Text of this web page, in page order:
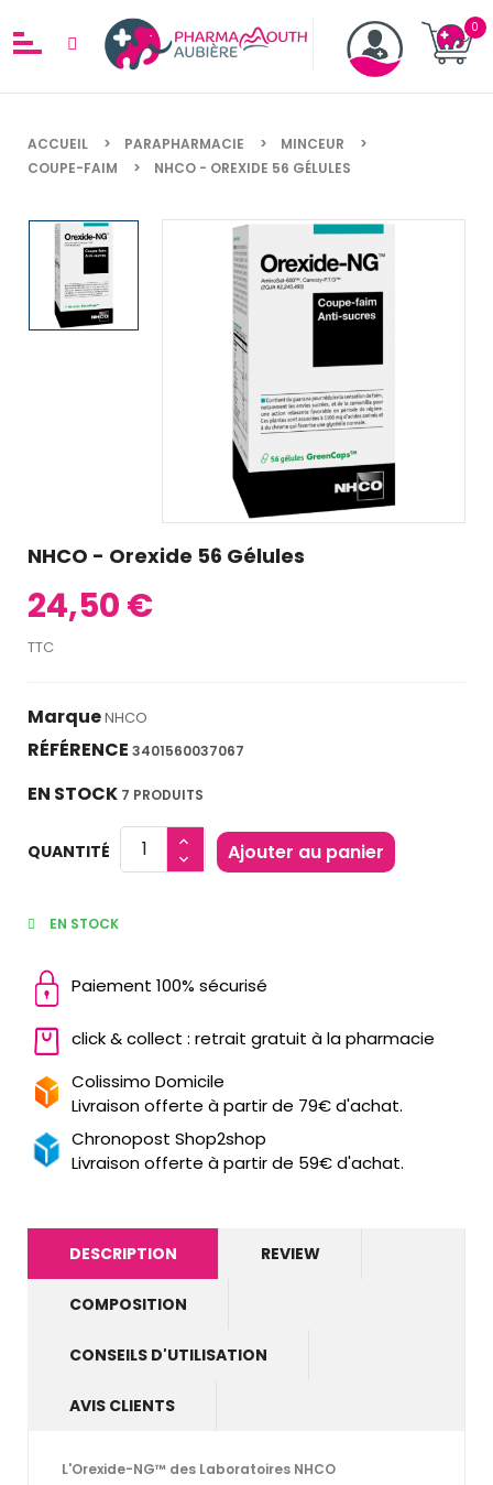
ACCUEIL PARAPHARMACIE
MINCEUR
COUPE-FAIM
NHCO - OREXIDE 56 GÉLULES
NHCO - Orexide 56 Gélules
24,50 €
TTC
MarqueNHCO
RÉFÉRENCE 3401560037067
EN STOCK 7 PRODUITS
QUANTITÉ Ajouter au panier
EN STOCK
Paiement 100% sécurisé
click & collect : retrait gratuit à la pharmacie
Colissimo Domicile
Livraison offerte à partir de 79€ d'achat.
Chronopost Shop2shop
Livraison offerte à partir de 59€ d'achat.
DESCRIPTION REVIEW
COMPOSITION
CONSEILS D'UTILISATION
AVIS CLIENTS
L'Orexide-NG™ des Laboratoires NHCO